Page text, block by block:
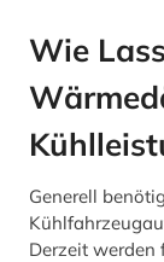
Wie
Generell
Derzeit werden